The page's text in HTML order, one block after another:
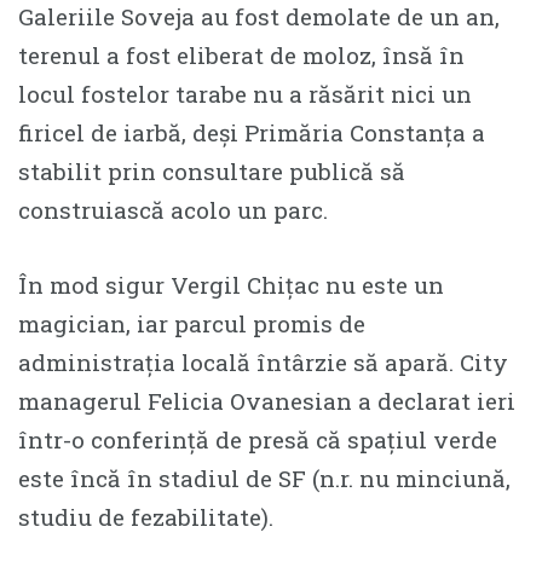
Galeriile Soveja au fost demolate de un an,
terenul a fost eliberat de moloz, însă în
locul fostelor tarabe nu a răsărit nici un
firicel de iarbă, deși Primăria Constanța a
stabilit prin consultare publică să
construiască acolo un parc.
În mod sigur Vergil Chițac nu este un
magician, iar parcul promis de
administrația locală întârzie să apară. City
managerul Felicia Ovanesian a declarat ieri
într-o conferință de presă că spațiul verde
este încă în stadiul de SF (n.r. nu minciună,
studiu de fezabilitate).